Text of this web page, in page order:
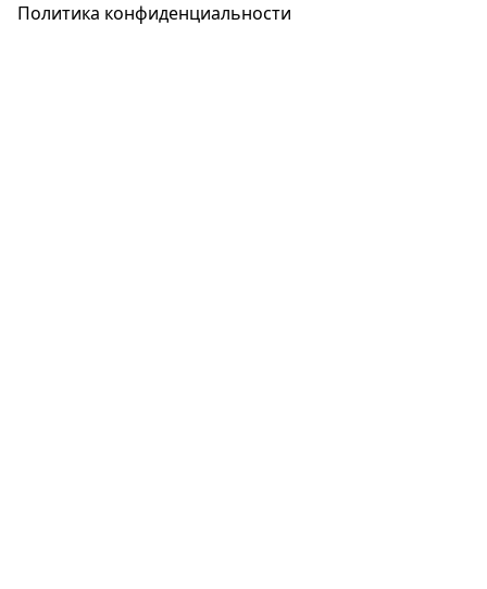
Политика конфиденциальности